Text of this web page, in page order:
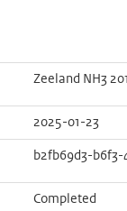
Zeeland NH3
2025-01-23
b2fb69d3-b6f3-
Completed